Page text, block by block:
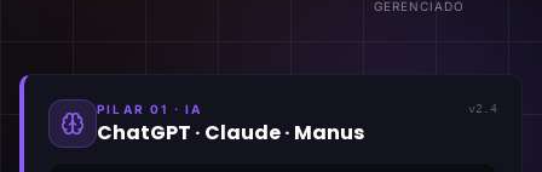
GERENCIADO
PILAR 01 · IA
ChatGPT · Claude · Manus
v2.4